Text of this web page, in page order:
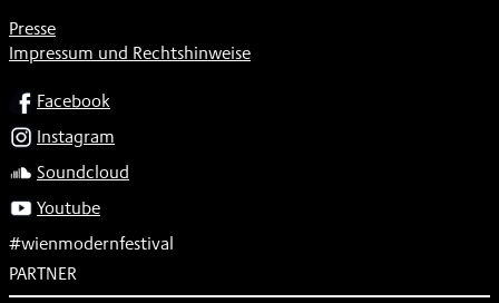
Presse
Impressum und Rechtshinweise
SOCIALFacebook
Instagram
Soundcloud
Youtube
#wienmodernfestival
PARTNER